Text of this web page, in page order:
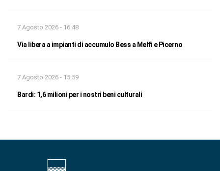
7 Agosto 2026 - 16:48
Via libera a impianti di accumulo Bess a Melfi e Picerno
7 Agosto 2026 - 15:59
Bardi: 1,6 milioni per i nostri beni culturali